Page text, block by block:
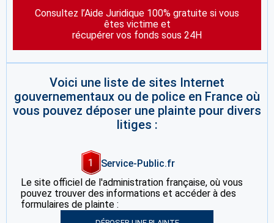
Consultez l’Aide Juridique 100% gratuite si vous
êtes victime et
récupérer vos fonds sous 24H
Voici une liste de sites Internet
gouvernementaux ou de police en France où
vous pouvez déposer une plainte pour divers
litiges :
1
Service-Public.fr
Le site officiel de l'administration française, où vous
pouvez trouver des informations et accéder à des
formulaires de plainte :